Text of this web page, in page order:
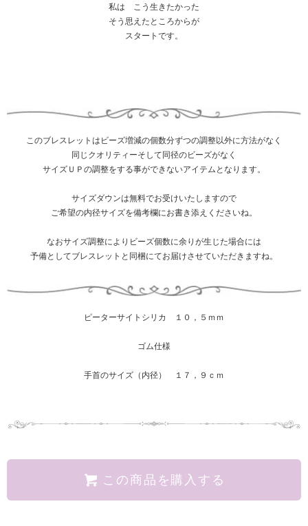
私は こう生きたかった
そう思えたところからが
スタートです。
このブレスレットはビーズ増減の個数分ずつの調整以外に方法がなく
同じクオリティーそして同径のビーズがなく
サイズＵＰの調整をする事ができないアイテムとなります。
サイズダウンは無料でお受けいたしますので
ご希望の内径サイズを備考欄にお書き添えくださいね。
なおサイズ調整によりビーズ個数に余りが生じた場合には
予備としてブレスレットと同梱にてお届けさせていただきますね。
ピーターサイトシリカ １０，５ｍｍ
ゴム仕様
手首のサイズ（内径） １７，９ｃｍ
この商品を購入する